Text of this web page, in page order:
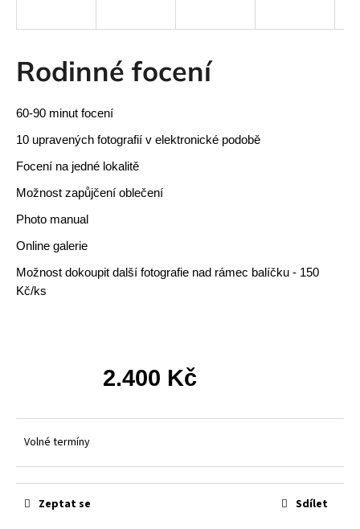
Rodinné focení
60-90 minut focení
10 upravených fotografií v elektronické podobě
Focení na jedné lokalitě
Možnost zapůjčení oblečení
Photo manual
Online galerie
Možnost dokoupit další fotografie nad rámec balíčku - 150
Kč/ks
2.400 Kč
Volné termíny
Zeptat se Sdílet
í
t
?
HLEDAT